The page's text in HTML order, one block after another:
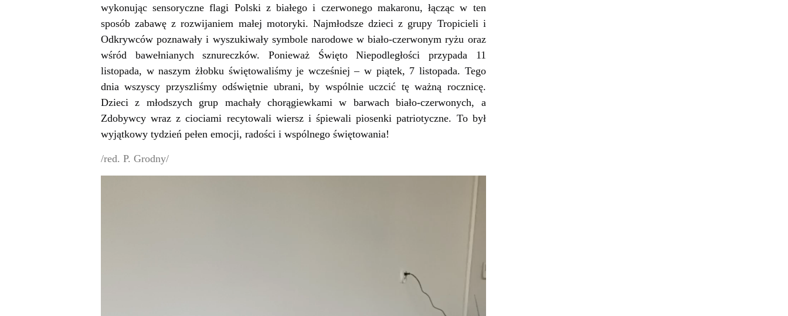
wykonując sensoryczne flagi Polski z białego i czerwonego makaronu, łącząc w ten
sposób zabawę z rozwijaniem małej motoryki. Najmłodsze dzieci z grupy Tropicieli i
Odkrywców poznawały i wyszukiwały symbole narodowe w biało-czerwonym ryżu oraz
wśród bawełnianych sznureczków. Ponieważ Święto Niepodległości przypada 11
listopada, w naszym żłobku świętowaliśmy je wcześniej – w piątek, 7 listopada. Tego
dnia wszyscy przyszliśmy odświętnie ubrani, by wspólnie uczcić tę ważną rocznicę.
Dzieci z młodszych grup machały chorągiewkami w barwach biało-czerwonych, a
Zdobywcy wraz z ciociami recytowali wiersz i śpiewali piosenki patriotyczne. To był
wyjątkowy tydzień pełen emocji, radości i wspólnego świętowania!
/red. P. Grodny/